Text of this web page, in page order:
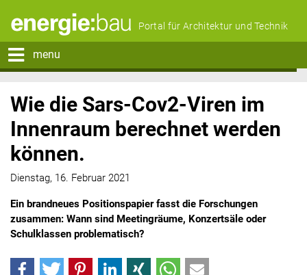
Portal für Architektur und Technik
menu
Wie die Sars-Cov2-Viren im
Innenraum berechnet werden
können.
Dienstag, 16. Februar 2021
Ein brandneues Positionspapier fasst die Forschungen
zusammen: Wann sind Meetingräume, Konzertsäle oder
Schulklassen problematisch?